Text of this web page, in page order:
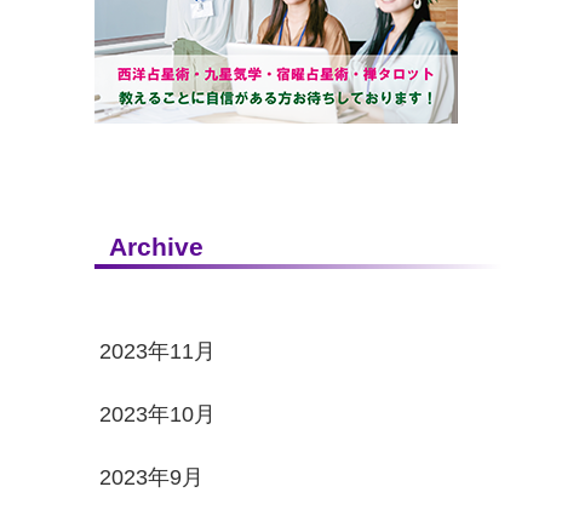
Archive
2023年11月
2023年10月
2023年9月